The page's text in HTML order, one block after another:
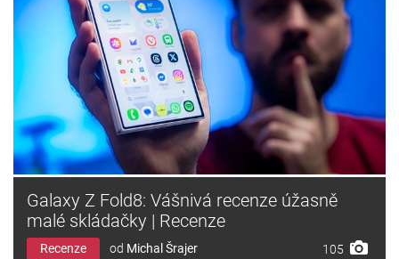
Galaxy Z Fold8: Vášnivá recenze úžasně
malé skládačky | Recenze
Recenze od Michal Šrajer 105